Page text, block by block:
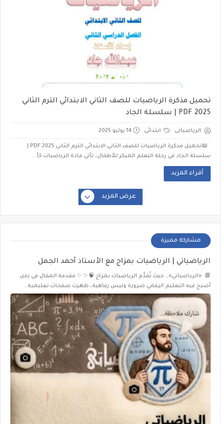
تحميل مذكرة الرياضيات للصف الثاني الابتدائي الترم الثاني
2025 PDF | سلسلة الجاد
الرياضياتى ابتدائى 14 يوليو 2025
📖تحميل مذكرة الرياضيات للصف الثاني الابتدائي الترم الثاني 2025 PDF |
سلسلة الجاد في رحلة التعلم المبكر للأطفال، تأتي مادة الرياضيات كأ...
أقراء المزيد
عرض المزيد
مشاركة مميزة
الرياضياتي | الرياضيات بمزاج مع الأستاذ أحمد الجمل
📘 «الرياضياتي»… حيث تُقدَّم الرياضيات بمزاج 🧠✨ ✨ مقدمة المقال في زمن
أصبح فيه التعليم الرقمي ضرورة وليس رفاهية، ظهرت صفحات تعليمية…